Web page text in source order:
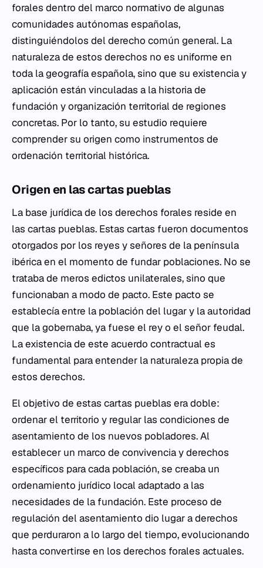
forales dentro del marco normativo de algunas
comunidades autónomas españolas,
distinguiéndolos del derecho común general. La
naturaleza de estos derechos no es uniforme en
toda la geografía española, sino que su existencia y
aplicación están vinculadas a la historia de
fundación y organización territorial de regiones
concretas. Por lo tanto, su estudio requiere
comprender su origen como instrumentos de
ordenación territorial histórica.
Origen en las cartas pueblas
La base jurídica de los derechos forales reside en
las cartas pueblas. Estas cartas fueron documentos
otorgados por los reyes y señores de la península
ibérica en el momento de fundar poblaciones. No se
trataba de meros edictos unilaterales, sino que
funcionaban a modo de pacto. Este pacto se
establecía entre la población del lugar y la autoridad
que la gobernaba, ya fuese el rey o el señor feudal.
La existencia de este acuerdo contractual es
fundamental para entender la naturaleza propia de
estos derechos.
El objetivo de estas cartas pueblas era doble:
ordenar el territorio y regular las condiciones de
asentamiento de los nuevos pobladores. Al
establecer un marco de convivencia y derechos
específicos para cada población, se creaba un
ordenamiento jurídico local adaptado a las
necesidades de la fundación. Este proceso de
regulación del asentamiento dio lugar a derechos
que perduraron a lo largo del tiempo, evolucionando
hasta convertirse en los derechos forales actuales.